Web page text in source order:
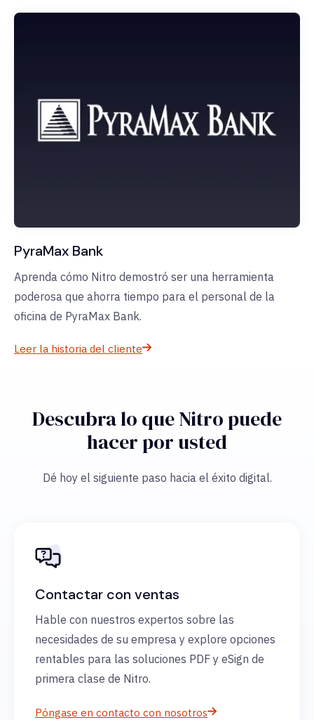
PyraMax Bank
Aprenda cómo Nitro demostró ser una herramienta
poderosa que ahorra tiempo para el personal de la
oficina de PyraMax Bank.
Leer la historia del cliente
Descubra lo que Nitro puede
hacer por usted
Dé hoy el siguiente paso hacia el éxito digital.
Contactar con ventas
Hable con nuestros expertos sobre las
necesidades de su empresa y explore opciones
rentables para las soluciones PDF y eSign de
primera clase de Nitro.
Póngase en contacto con nosotros